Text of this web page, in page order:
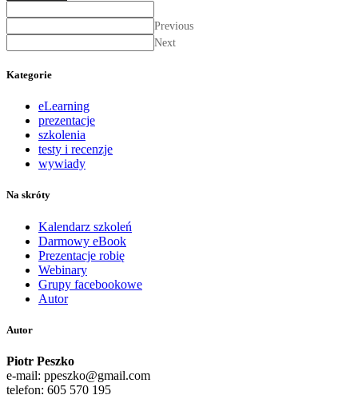
Previous
Next
Kategorie
eLearning
prezentacje
szkolenia
testy i recenzje
wywiady
Na skróty
Kalendarz szkoleń
Darmowy eBook
Prezentacje robię
Webinary
Grupy facebookowe
Autor
Autor
Piotr Peszko
e-mail: ppeszko@gmail.com
telefon: 605 570 195